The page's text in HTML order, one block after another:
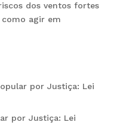
dos ventos fortes
agir em
por Justiça: Lei
por Justiça: Lei